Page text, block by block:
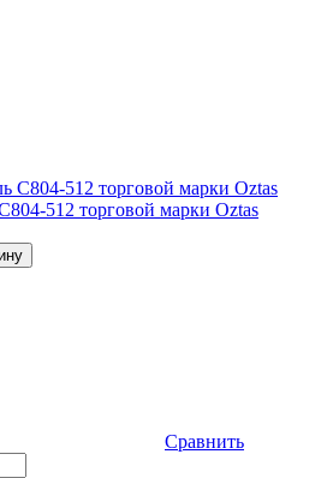
512 торговой марки Оztas
Сравнить